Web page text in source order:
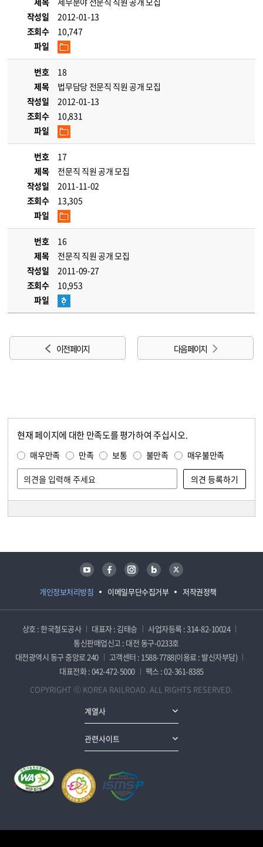
작성일
2012-01-13
조회수
10,747
파일
번호
18
제목
법무담당 전문직 직원 공개 모집
작성일
2012-01-13
조회수
10,831
파일
번호
17
제목
전문직 직원 공개 모집
작성일
2011-11-02
조회수
13,305
파일
번호
16
제목
전문직 직원 공개 모집
작성일
2011-09-27
조회수
10,953
파일
이전 페이지 다음 페이지
현재 페이지에 대한 만족도를 평가하여 주십시오.
매우만족 만족 보통 불만족 매우불만족
개인정보처리방침 이메일무단수집거부 저작권정책
유튜브 페이스북 인스타그램 블로그 트위터
상호 : 한국철도공사 대표자 : 김태승
사업자등록 : 314-82-10024
통신판매업신고 : 대전 동구-0233호
대전광역시 동구 중앙로 240
고객센터 : 1588-7788(이용료 : 발신자부담)
대표전화 : 042-472-5000
팩스 : 02-361-8385
COPYRIGHT ⓒ KOREA RAILROAD. ALL RIGHTS RESERVED.
계열사
관련사이트